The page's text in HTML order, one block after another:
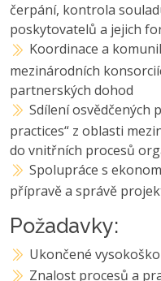
čerpání, kontrola
poskytovatelů a jejich
Koordinace a
mezinárodních
partnerských dohod
Sdílení osvědčených
practices“ z oblasti
do vnitřních procesů
Spolupráce s
přípravě a správě
Požadavky:
Ukončené
Znalost procesů a